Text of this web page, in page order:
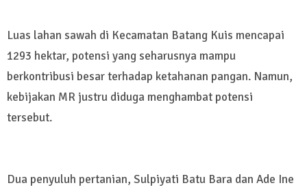
Luas lahan sawah di Kecamatan Batang Kuis mencapai
1293 hektar, potensi yang seharusnya mampu
berkontribusi besar terhadap ketahanan pangan. Namun,
kebijakan MR justru diduga menghambat potensi
tersebut.
Dua penyuluh pertanian, Sulpiyati Batu Bara dan Ade Ine